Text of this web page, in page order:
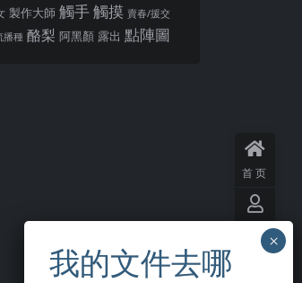
製作大師 觸手 觸摸 賣春/援交
播種 酪梨 阿黑顏 露出 點陣圖
首页
用户
中心